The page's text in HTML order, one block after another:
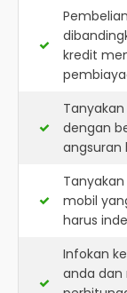
kredit
dengan
angsuran
mobil
harus
Infokan
anda dan